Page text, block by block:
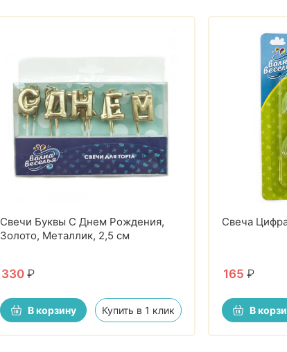
Свечи Буквы С Днем Рождения,
Золото, Металлик, 2,5 см
330 ₽
В корзину Купить в 1 клик
Свеча
165 ₽
В